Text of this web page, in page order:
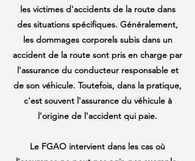
les victimes d'accidents de la route dans
des situations spécifiques. Généralement,
les dommages corporels subis dans un
accident de la route sont pris en charge par
l'assurance du conducteur responsable et
de son véhicule. Toutefois, dans la pratique,
c'est souvent l'assurance du véhicule à
l'origine de l'accident qui paie.
Le FGAO intervient dans les cas où